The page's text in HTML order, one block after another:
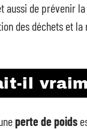
de prévenir
des déchets et
il
perte de poids